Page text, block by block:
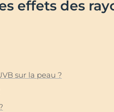
Anti-Rougeurs & Ultra
Notre
effets des
sur la peau ?